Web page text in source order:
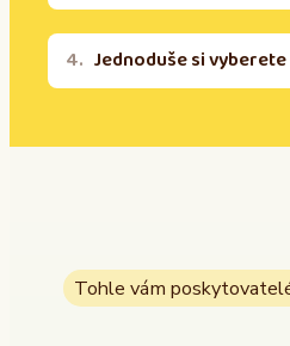
Jednoduše si
Tohle vám